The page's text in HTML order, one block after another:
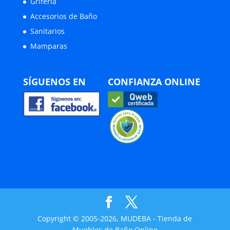
Accesorios de Baño
Sanitarios
Mamparas
SÍGUENOS EN CONFIANZA ONLINE
Copyright © 2005-2026, MUDEBA - Tienda de